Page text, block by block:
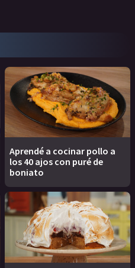
Aprendé a cocinar pollo a
los 40 ajos con puré de
boniato